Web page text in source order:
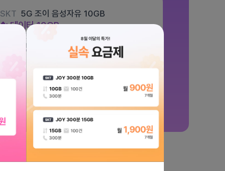
SKT 5G 조이 음성자유 10GB
데이터10GB
통화 기본제공
월 5,500원 / 평생할인